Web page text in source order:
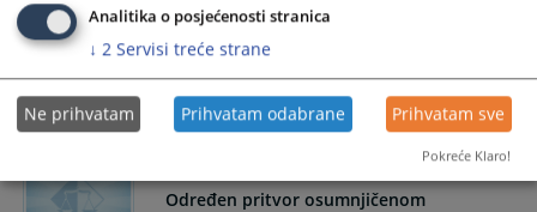
U periodu od 01.01. do 30.06.2026. godine u Osnovnom
sudu u Tesliću zaprimljeno je 2103 predmeta, a rješeno je
1653 predmeta.
Određen pritvor osumnjičenom
Analitika o posjećenosti stranica
↓ 2 Servisi treće strane
Ne prihvatam Prihvatam odabrane Prihvatam sve
Pokreće Klaro!